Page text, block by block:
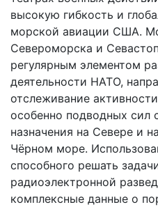
высокую гибкость и
морской авиации США.
Североморска и
регулярным элементом
деятельности НАТО,
отслеживание
особенно подводных сил
назначения на Севере и
Чёрном море.
способного решать
радиоэлектронной
комплексные данные о